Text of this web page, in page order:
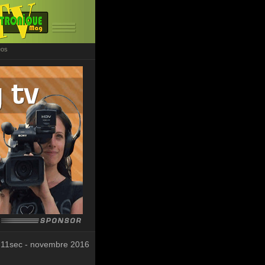
- novembre 2016